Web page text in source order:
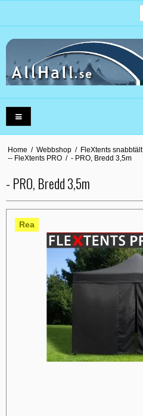
Home / Webbshop / FleXtents snabbtält
-- FleXtents PRO / - PRO, Bredd 3,5m
- PRO, Bredd 3,5m
Rea